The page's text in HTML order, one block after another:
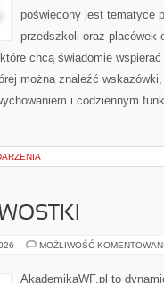
poświęcony jest tematyce
przedszkoli oraz placówek
chcą świadomie
można znaleźć
i codziennym
MOŻLIWOŚĆ
AkademikaWF.pl to